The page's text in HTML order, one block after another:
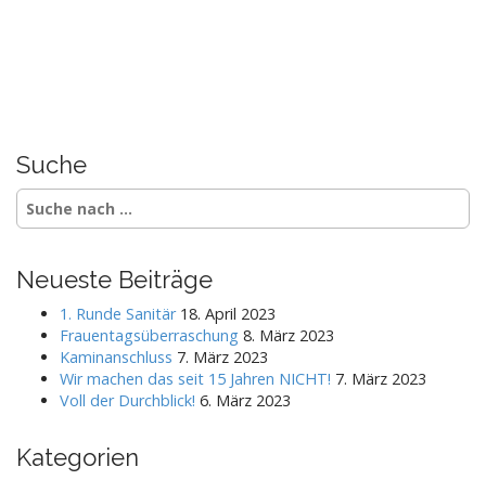
Suche
S
e
c
Neueste Beiträge
1. Runde Sanitär 18. April 2023
Frauentagsüberraschung 8. März 2023
Kaminanschluss 7. März 2023
Wir machen das seit 15 Jahren NICHT! 7. März 2023
Voll der Durchblick! 6. März 2023
Kategorien